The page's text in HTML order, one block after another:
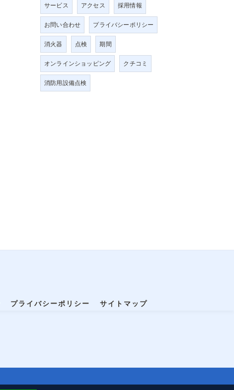
サービス アクセス 採用情報
お問い合わせ プライバシーポリシー
消火器 点検 期間
オンラインショッピング クチコミ
消防用設備点検
プライバシーポリシー サイトマップ